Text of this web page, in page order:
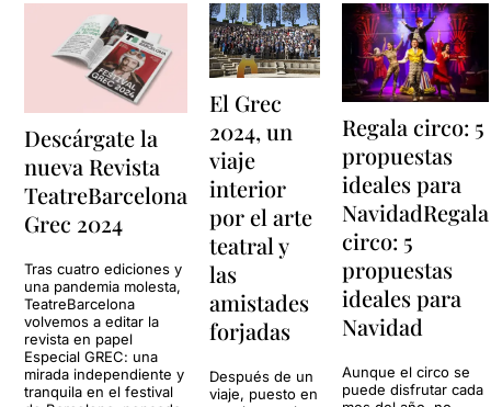
Descárgate la
nueva Revista
TeatreBarcelona
Grec 2024
Tras cuatro ediciones y
una pandemia molesta,
TeatreBarcelona
volvemos a editar la
revista en papel
Especial GREC: una
mirada independiente y
tranquila en el festival
El Grec
2024, un
viaje
interior
por el arte
teatral y
las
amistades
forjadas
Después de un
viaje, puesto en
Regala circo: 5
propuestas
ideales para
NavidadRegala
circo: 5
propuestas
ideales para
Navidad
Aunque el circo se
puede disfrutar cada